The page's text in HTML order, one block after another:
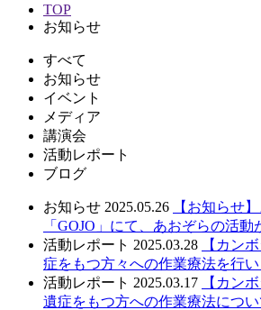
TOP
お知らせ
すべて
お知らせ
イベント
メディア
講演会
活動レポート
ブログ
お知らせ 2025.05.26
【お知らせ
「GOJO」にて、あおぞらの活
活動レポート 2025.03.28
【カン
症をもつ方々への作業療法を行い
活動レポート 2025.03.17
【カン
遺症をもつ方への作業療法につ